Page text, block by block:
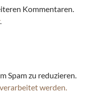
Kommentaren.
.
Spam zu reduzieren.
werden.